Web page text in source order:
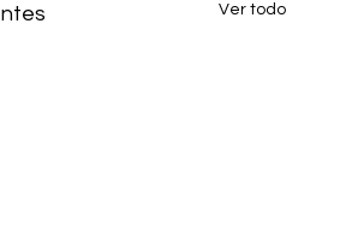
Ver todo